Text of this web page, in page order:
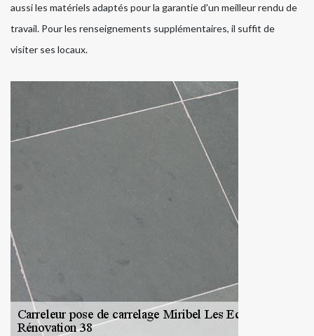
aussi les matériels adaptés pour la garantie d'un meilleur rendu de
travail. Pour les renseignements supplémentaires, il suffit de
visiter ses locaux.